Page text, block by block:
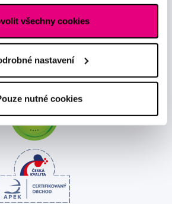
všechny cookies
nastavení
nutné cookies
o novinkách a akčních nabídkách